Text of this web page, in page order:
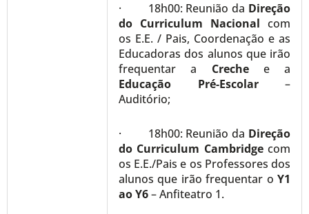
· 18h00: Reunião da Direção
do Curriculum Nacional com
os E.E. / Pais, Coordenação e as
Educadoras dos alunos que irão
frequentar a Crechee a
Educação Pré-Escolar–
Auditório;
· 18h00: Reunião da Direção
do Curriculum Cambridgecom
os E.E./Pais e os Professores dos
alunos que irão frequentar o Y1
ao Y6– Anfiteatro 1.